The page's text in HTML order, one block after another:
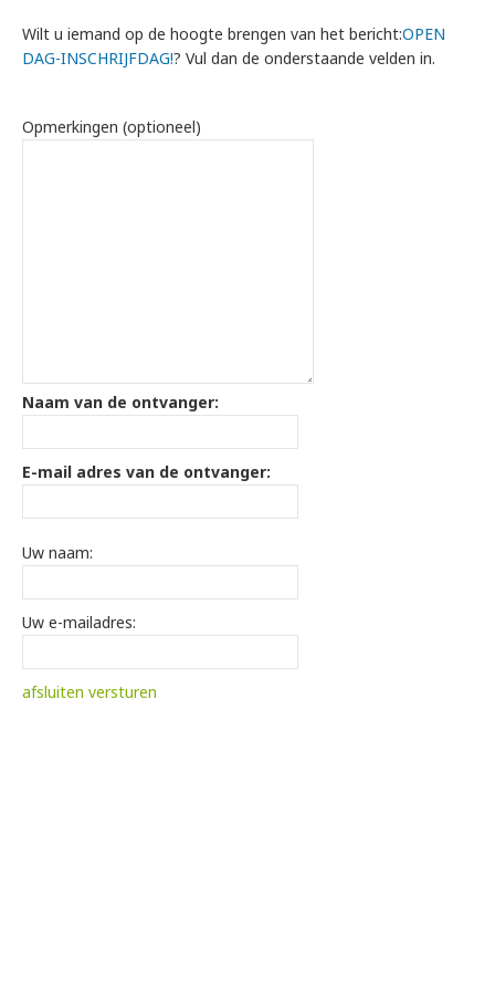
Wilt u iemand op de hoogte brengen van het bericht:OPEN
DAG-INSCHRIJFDAG!? Vul dan de onderstaande velden in.
Opmerkingen (optioneel)
Naam van de ontvanger:
E-mail adres van de ontvanger:
Uw naam:
Uw e-mailadres:
afsluiten versturen